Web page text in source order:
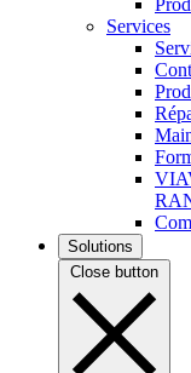
Services
Solutions
Close button